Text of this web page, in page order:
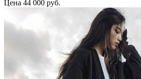
Цена 44 000 руб.